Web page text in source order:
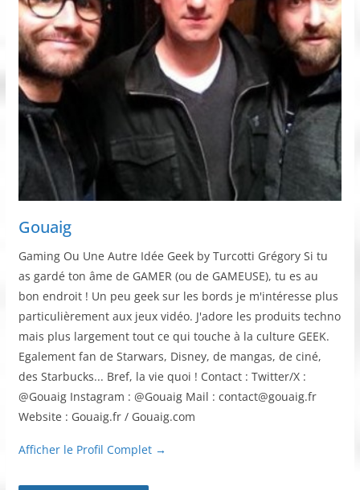
Gouaig
Gaming Ou Une Autre Idée Geek by Turcotti Grégory Si tu
as gardé ton âme de GAMER (ou de GAMEUSE), tu es au
bon endroit ! Un peu geek sur les bords je m'intéresse plus
particulièrement aux jeux vidéo. J'adore les produits techno
mais plus largement tout ce qui touche à la culture GEEK.
Egalement fan de Starwars, Disney, de mangas, de ciné,
des Starbucks... Bref, la vie quoi ! Contact : Twitter/X :
@Gouaig Instagram : @Gouaig Mail : contact@gouaig.fr
Website : Gouaig.fr / Gouaig.com
Afficher le Profil Complet →